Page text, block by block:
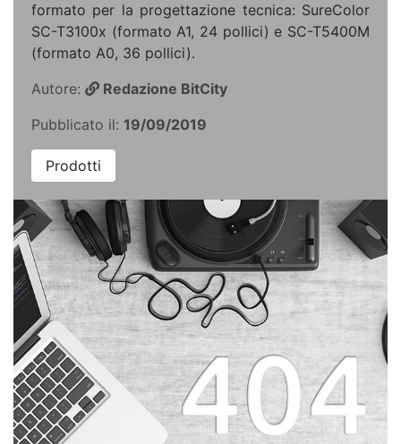
formato per la progettazione tecnica: SureColor
SC-T3100x (formato A1, 24 pollici) e SC-T5400M
(formato A0, 36 pollici).
Autore:
Redazione BitCity
Pubblicato il: 19/09/2019
Prodotti